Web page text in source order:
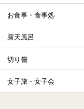
お食事・食事処
露天風呂
切り傷
女子旅・女子会